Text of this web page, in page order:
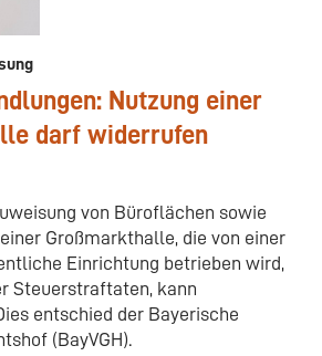
Nutzung einer
darf widerrufen
von Büroflächen sowie
Großmarkthalle, die von einer
Einrichtung betrieben wird,
Steuerstraftaten, kann
entschied der Bayerische
(BayVGH).